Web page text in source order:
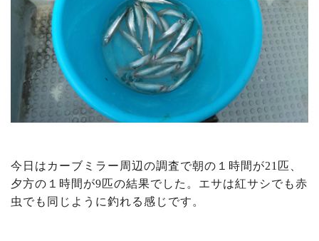
今日はカーブミラー周辺の調査で朝の１時間が21匹、
夕方の１時間が9匹の結果でした。エサは紅サシでも赤
虫でも同じように釣れる感じです。